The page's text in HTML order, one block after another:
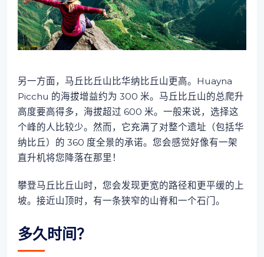
另一方面，马丘比丘山比华纳比丘山更高。Huayna
Picchu 的海拔增益约为 300 米。马丘比丘山的总爬升
高度要高得多，海拔超过 600 米。一般来说，选择这
个峰的人比较少。然而，它充满了对整个遗址（包括华
纳比丘）的 360 度全景的承诺。您会感觉好像有一架
直升机将您降落在那里！
攀登马丘比丘山时，您会发现更宽的路径和更平缓的上
坡。接近山顶时，有一条狭窄的山脊和一个石门。
多久时间？